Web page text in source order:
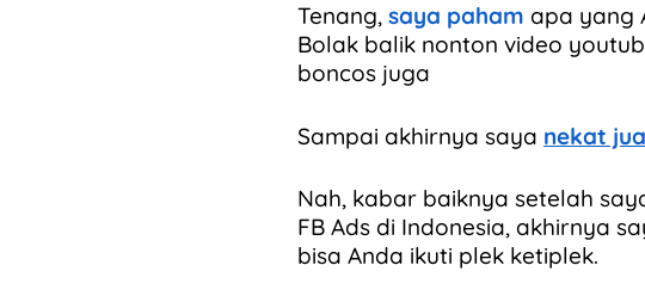
Tenang, saya paham apa yang
Bolak balik nonton video
boncos juga
Sampai akhirnya saya nekat
Nah, kabar baiknya setelah
FB Ads di Indonesia, akhirnya
bisa Anda ikuti plek ketiplek.